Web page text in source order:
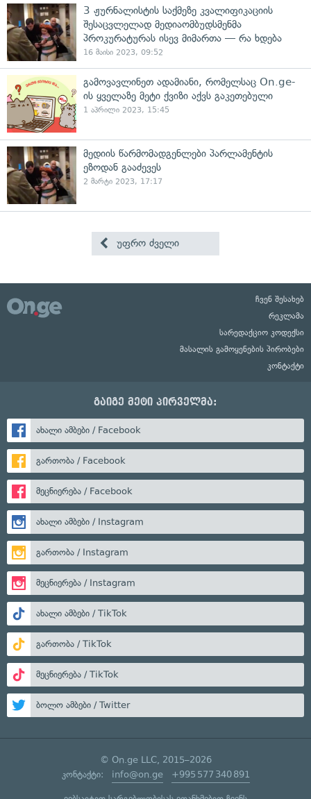
3 ჟურნალისტის საქმეზე კვალიფიკაციის
შესაცვლელად მედიაომბუდსმენმა
პროკურატურას ისევ მიმართა — რა ხდება
16 მაისი 2023, 09:52
გამოვავლინეთ ადამიანი, რომელსაც On.ge-
ის ყველაზე მეტი ქვიზი აქვს გაკეთებული
1 აპრილი 2023, 15:45
მედიის წარმომადგენლები პარლამენტის
ეზოდან გააძევეს
2 მარტი 2023, 17:17
უფრო ძველი
ჩვენ შესახებ
რეკლამა
სარედაქციო კოდექსი
მასალის გამოყენების პირობები
კონტაქტი
გაიგე მეტი პირველმა:
ახალი ამბები / Facebook
გართობა / Facebook
მეცნიერება / Facebook
ახალი ამბები / Instagram
გართობა / Instagram
მეცნიერება / Instagram
ახალი ამბები / TikTok
გართობა / TikTok
მეცნიერება / TikTok
ბოლო ამბები / Twitter
© On.ge LLC, 2015–2026
კონტაქტი: info@on.ge +995 577 340 891